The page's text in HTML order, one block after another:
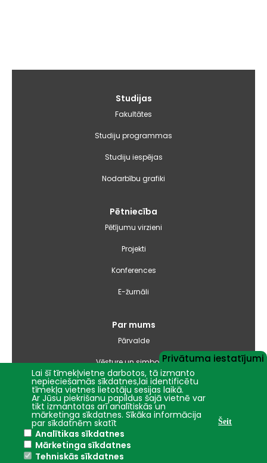
Studijas
Fakultātes
Studiju programmas
Studiju iespējas
Nodarbību grafiki
Pētniecība
Pētījumu virzieni
Projekti
Konferences
E-žurnāli
Par mums
Pārvalde
Vēsture un simbolika
Studiju virzienu pārskati un pašnovērtējuma ziņojumi
Iepirkumi
Nāc studēt
Privātuma iestatījumi
Lai šī tīmekļvietne darbotos, tā izmanto
nepieciešamās sīkdatnes,lai identificētu
tīmekļa vietnes lietotāju sesijas laikā.
Ar Jūsu piekrišanu papildus šajā vietnē var
tikt izmantotas arī analītiskās un
mārketinga sīkdatnes. Sīkāka informācija
par sīkdatnēm skatīt Šeit
Analītikas sīkdatnes
Mārketinga sīkdatnes
Tehniskās sīkdatnes